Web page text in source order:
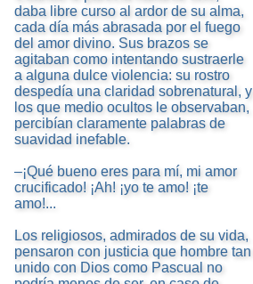
daba libre curso al ardor de su alma,
cada día más abrasada por el fuego
del amor divino. Sus brazos se
agitaban como intentando sustraerle
a alguna dulce violencia: su rostro
despedía una claridad sobrenatural, y
los que medio ocultos le observaban,
percibían claramente palabras de
suavidad inefable.
–¡Qué bueno eres para mí, mi amor
crucificado! ¡Ah! ¡yo te amo! ¡te
amo!...
Los religiosos, admirados de su vida,
pensaron con justicia que hombre tan
unido con Dios como Pascual no